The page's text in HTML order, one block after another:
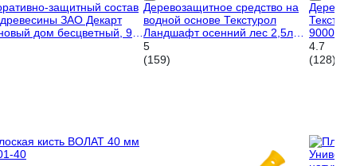
защитный состав
ЗАО Декарт
дом бесцветный, 9 л
Деревозащитное средство на
водной основе Текстурол
Ландшафт осенний лес 2,5л
Лк-00003696
5
(159)
4.7
(128)